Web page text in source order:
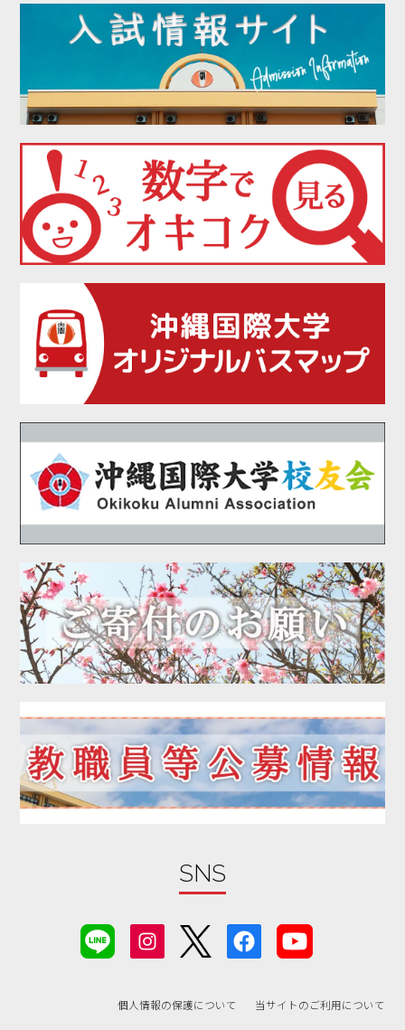
2022年02月
2022年01月
2021年11月
2021年10月
2021年09月
2021年08月
2021年07月
2021年06月
2021年05月
2021年04月
2021年02月
2021年01月
2020年12月
2020年11月
2020年09月
2020年08月
2020年07月
2020年06月
2020年05月
2020年04月
2020年03月
2020年01月
2019年12月
2019年11月
2019年10月
2019年09月
2019年08月
2019年03月
SNS
個人情報の保護について 当サイトのご利用について